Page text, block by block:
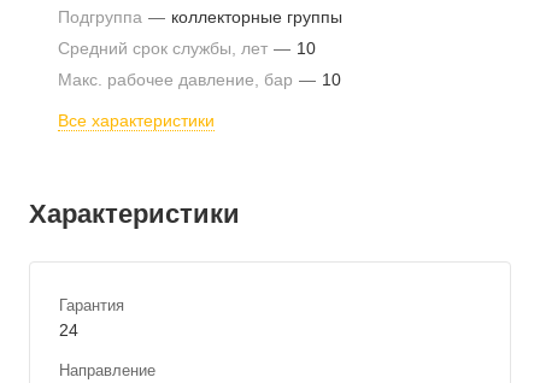
Подгруппа — коллекторные группы
Средний срок службы, лет — 10
Макс. рабочее давление, бар — 10
Все характеристики
Характеристики
Гарантия
24
Направление